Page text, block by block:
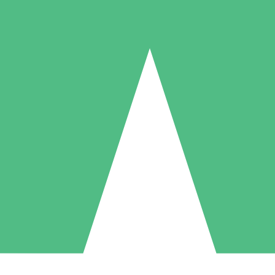
Individuelle Credit-Pakete
nach Bedarf mit Download-Credits. Keine monatliche Verpflichtung